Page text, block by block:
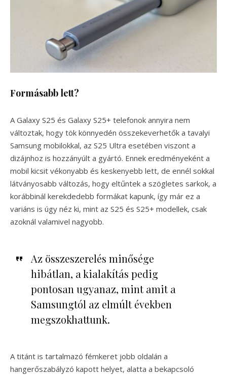
Formásabb lett?
A Galaxy S25 és Galaxy S25+ telefonok annyira nem
változtak, hogy tök könnyedén összekeverhetők a tavalyi
Samsung mobilokkal, az S25 Ultra esetében viszont a
dizájnhoz is hozzányúlt a gyártó. Ennek eredményeként a
mobil kicsit vékonyabb és keskenyebb lett, de ennél sokkal
látványosabb változás, hogy eltűntek a szögletes sarkok, a
korábbinál kerekdedebb formákat kapunk, így már ez a
variáns is úgy néz ki, mint az S25 és S25+ modellek, csak
azoknál valamivel nagyobb.
Az összeszerelés minősége
hibátlan, a kialakítás pedig
pontosan ugyanaz, mint amit a
Samsungtól az elmúlt években
megszokhattunk.
A titánt is tartalmazó fémkeret jobb oldalán a
hangerőszabályzó kapott helyet, alatta a bekapcsoló